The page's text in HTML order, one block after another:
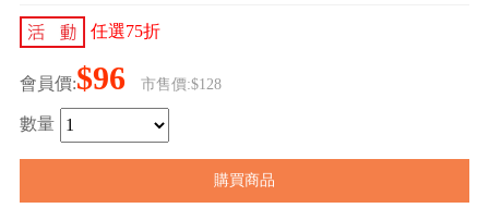
任選75折
會員價:$96 市售價:$128
數量